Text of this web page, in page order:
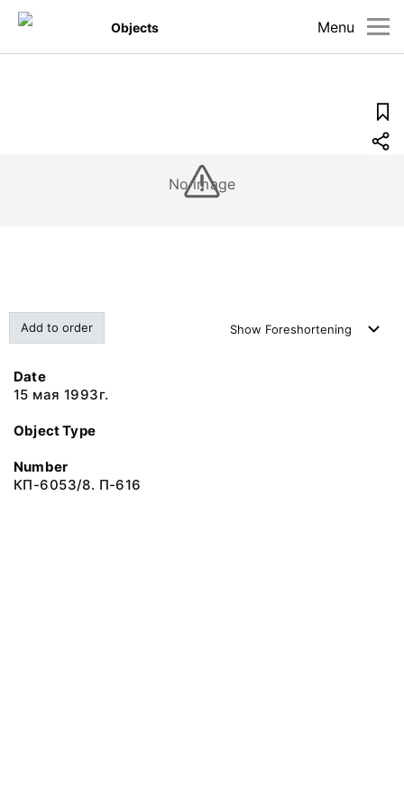
Menu
Objects
No image
Add to order Show Foreshortening
Date
15 мая 1993г.
Object Type
Number
КП-6053/8. П-616